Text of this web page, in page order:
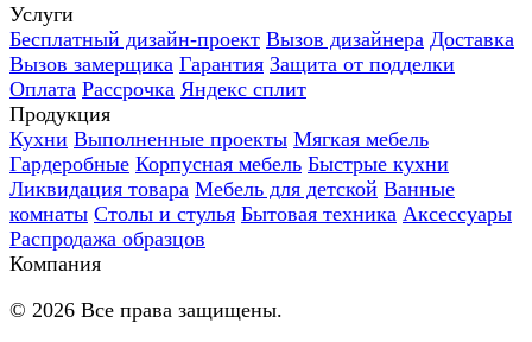
Услуги
Бесплатный дизайн-проект Вызов дизайнера Доставка
Вызов замерщика Гарантия Защита от подделки
Оплата Рассрочка Яндекс сплит
Продукция
Кухни Выполненные проекты Мягкая мебель
Гардеробные Корпусная мебель Быстрые кухни
Ликвидация товара Мебель для детской Ванные
комнаты Столы и стулья Бытовая техника Аксессуары
Распродажа образцов
Компания
© 2026 Все права защищены.